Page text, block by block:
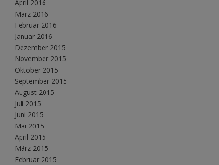
April 2016
März 2016
Februar 2016
Januar 2016
Dezember 2015
November 2015
Oktober 2015
September 2015
August 2015
Juli 2015
Juni 2015
Mai 2015
April 2015
März 2015
Februar 2015